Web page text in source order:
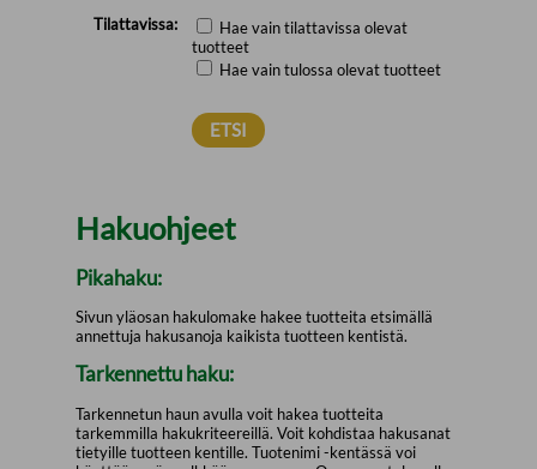
Tilattavissa:
Hae vain tilattavissa olevat
tuotteet
Hae vain tulossa olevat tuotteet
Hakuohjeet
Pikahaku:
Sivun yläosan hakulomake hakee tuotteita etsimällä
annettuja hakusanoja kaikista tuotteen kentistä.
Tarkennettu haku:
Tarkennetun haun avulla voit hakea tuotteita
tarkemmilla hakukriteereillä. Voit kohdistaa hakusanat
tietyille tuotteen kentille. Tuotenimi -kentässä voi